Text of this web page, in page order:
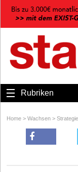
Rubriken
Home > Wachsen >